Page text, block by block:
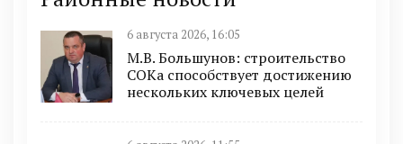
6 августа 2026, 16:05
М.В. Большунов: строительство
СОКа способствует достижению
нескольких ключевых целей